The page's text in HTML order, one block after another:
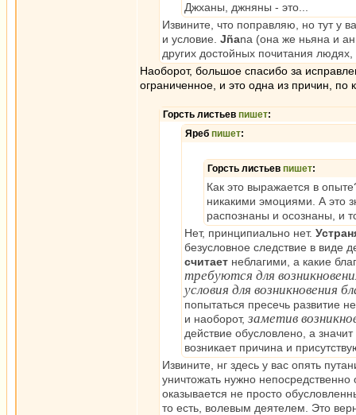
Джханы, джняны - это...
Извините, что поправляю, но тут у
и условие. Jñana (она же ньяна и
других достойных почитания
Наоборот, большое спасибо за
ограниченное, и это одна из причин, по
Горсть листьев пишет:
Яреб пишет:
Горсть листьев пишет:
Как это выражается в
никакими эмоциями. А это
распознаны и осознаны, и
Нет, принципиально нет.
безусловное следствие в виде
считает неблагими, а какие
требуются для
условия для возникновения
попытаться пресечь развитие
и наоборот, заметив
действие обусловлено, а
возникает причина и
Извините, нг здесь у вас опять
уничтожать нужно
оказывается не просто
то есть, волевым деятелем. Это